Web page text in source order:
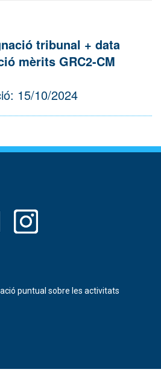
tribunal + data
mèrits GRC2-CM
15/10/2024
puntual sobre les activitats